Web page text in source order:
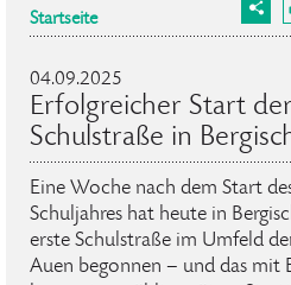
Startseite
04.09.2025
Erfolgreicher Start
Schulstraße in
Eine Woche nach dem Start
Schuljahres hat heute in
erste Schulstraße im Umfeld
Auen begonnen – und das mit